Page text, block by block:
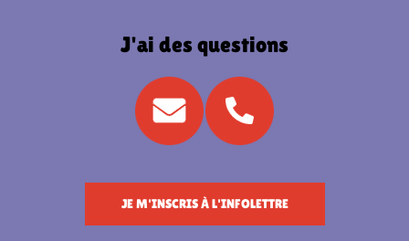
J'ai des questions
JE M'INSCRIS À L'INFOLETTRE